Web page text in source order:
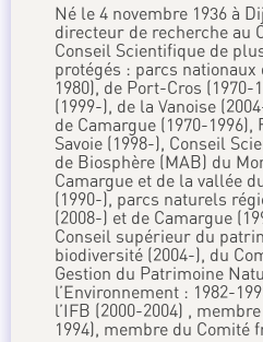
Né le 4 novembre 1936 à
directeur de recherche au
Conseil Scientifique de
protégés : parcs nationaux
1980), de Port-Cros
(1999-), de la Vanoise
de Camargue (1970-1996),
Savoie (1998-), Conseil
de Biosphère (MAB) du
Camargue et de la vallée
(1990-), parcs naturels
(2008-) et de Camargue
Conseil supérieur du
biodiversité (2004-), du
Gestion du Patrimoine
l’Environnement : 1982-
l’IFB (2000-2004) ,
1994), membre du Comité